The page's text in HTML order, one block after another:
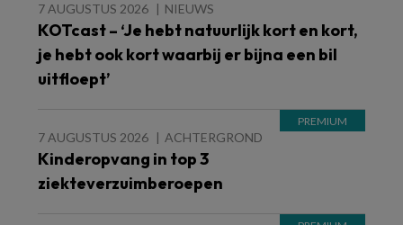
7 AUGUSTUS 2026 NIEUWS
KOTcast – ‘Je hebt natuurlijk kort en kort,
je hebt ook kort waarbij er bijna een bil
uitfloept’
7 AUGUSTUS 2026 ACHTERGROND
Kinderopvang in top 3
ziekteverzuimberoepen